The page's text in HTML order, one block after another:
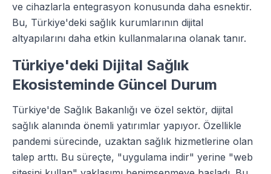
ve cihazlarla entegrasyon konusunda daha esnektir.
Bu, Türkiye'deki sağlık kurumlarının dijital
altyapılarını daha etkin kullanmalarına olanak tanır.
Türkiye'deki Dijital Sağlık
Ekosisteminde Güncel Durum
Türkiye'de Sağlık Bakanlığı ve özel sektör, dijital
sağlık alanında önemli yatırımlar yapıyor. Özellikle
pandemi sürecinde, uzaktan sağlık hizmetlerine olan
talep arttı. Bu süreçte, "uygulama indir" yerine "web